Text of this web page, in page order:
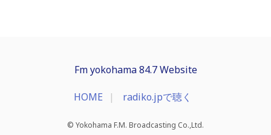
Fm yokohama 84.7 Website
HOME radiko.jpで聴く
© Yokohama F.M. Broadcasting Co.,Ltd.